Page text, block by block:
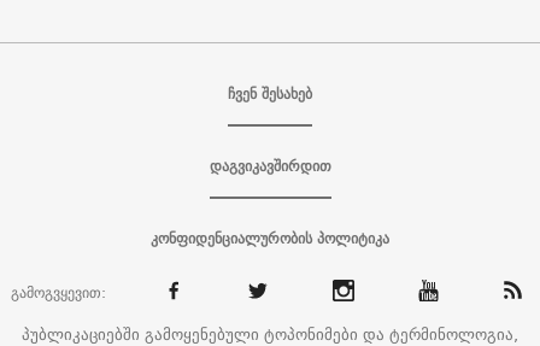
ჩვენ შესახებ
დაგვიკავშირდით
კონფიდენციალურობის პოლიტიკა
გამოგვყევით:
პუბლიკაციებში გამოყენებული ტოპონიმები და ტერმინოლოგია,